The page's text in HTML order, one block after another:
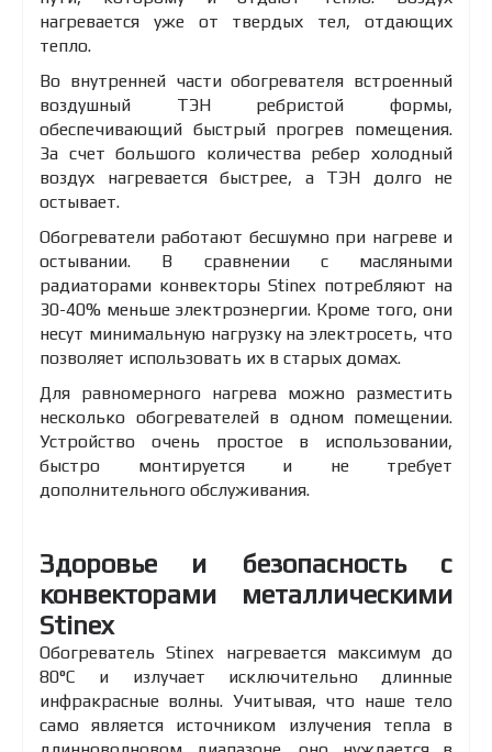
нагревается уже от твердых тел, отдающих
тепло.
Во внутренней части обогревателя встроенный
воздушный ТЭН ребристой формы,
обеспечивающий быстрый прогрев помещения.
За счет большого количества ребер холодный
воздух нагревается быстрее, а ТЭН долго не
остывает.
Обогреватели работают бесшумно при нагреве и
остывании. В сравнении с масляными
радиаторами конвекторы Stinex потребляют на
30-40% меньше электроэнергии. Кроме того, они
несут минимальную нагрузку на электросеть, что
позволяет использовать их в старых домах.
Для равномерного нагрева можно разместить
несколько обогревателей в одном помещении.
Устройство очень простое в использовании,
быстро монтируется и не требует
дополнительного обслуживания.
Здоровье и безопасность с
конвекторами металлическими
Stinex
Обогреватель Stinex нагревается максимум до
80°C и излучает исключительно длинные
инфракрасные волны. Учитывая, что наше тело
само является источником излучения тепла в